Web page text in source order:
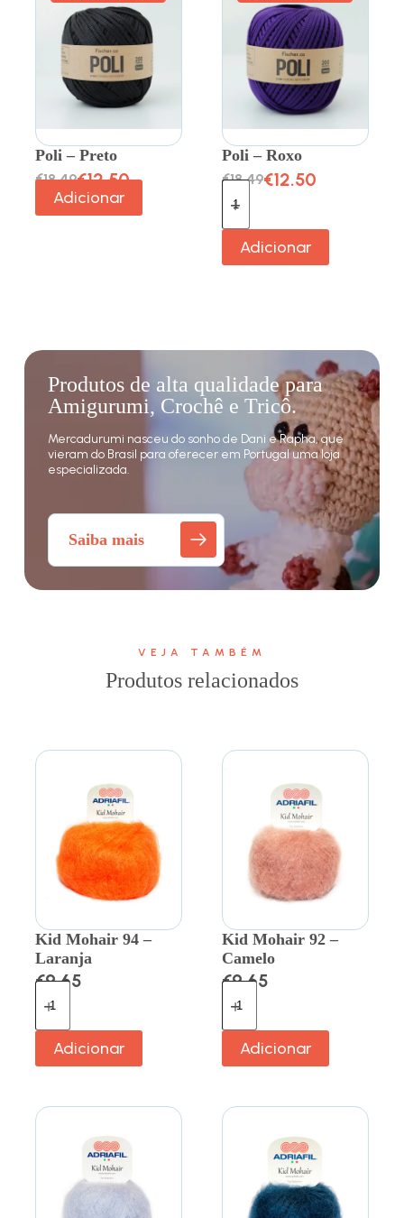
Poli – Preto
€18.49€12.50
Adicionar
Poli – Roxo
€18.49€12.50
Adicionar
Produtos de alta qualidade para
Amigurumi, Crochê e Tricô.
Mercadurumi nasceu do sonho de Dani e Rapha, que
vieram do Brasil para oferecer em Portugal uma loja
especializada.
Saiba mais
VEJA TAMBÉM
Produtos relacionados
Kid Mohair 94 –
Laranja
€9.65
Adicionar
Kid Mohair 92 –
Camelo
€9.65
Adicionar